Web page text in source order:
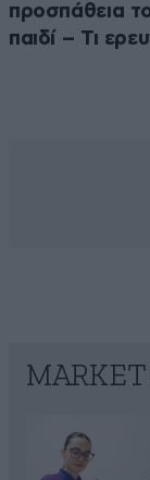
προσπάθεια
παιδί – Τι